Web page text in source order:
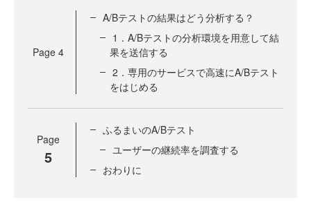
Page 4
A/Bテストの結果はどう分析する？
1．A/Bテストの分析環境を用意して結
果を送信する
2．専用のサービスで高速にA/Bテスト
をはじめる
Page
5
ふるまいのA/Bテスト
ユーザーの継続率を調査する
おわりに